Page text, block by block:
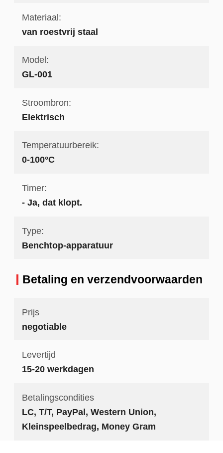
Materiaal:
van roestvrij staal
Model:
GL-001
Stroombron:
Elektrisch
Temperatuurbereik:
0-100°C
Timer:
- Ja, dat klopt.
Type:
Benchtop-apparatuur
Betaling en verzendvoorwaarden
Prijs
negotiable
Levertijd
15-20 werkdagen
Betalingscondities
LC, T/T, PayPal, Western Union,
Kleinspeelbedrag, Money Gram